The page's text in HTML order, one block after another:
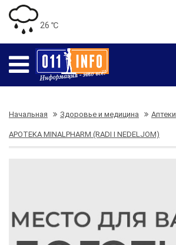
26 ℃
Начальная Здоровье и медицина Аптеки
APOTEKA MINALPHARM (RADI I NEDELJOM)